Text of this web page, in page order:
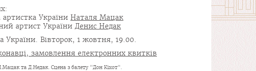
України Наталя Мацак
артист України Денис Недак
України. Вівторок, 1 жовтня, 19.00.
замовлення електронних квитків
та Д.Недак. Сцена з балету "Дон Кіхот".